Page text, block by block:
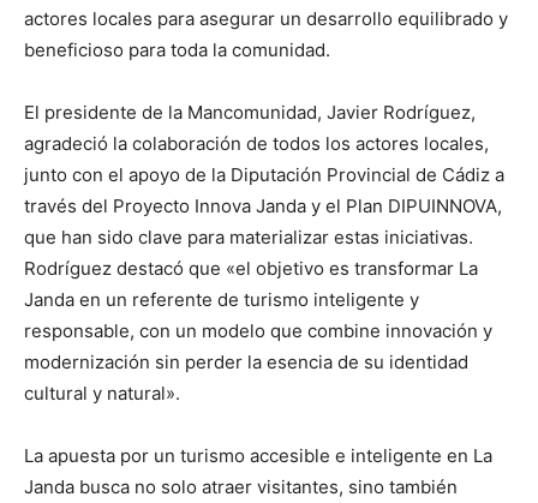
actores locales para asegurar un desarrollo equilibrado y
beneficioso para toda la comunidad.
El presidente de la Mancomunidad, Javier Rodríguez,
agradeció la colaboración de todos los actores locales,
junto con el apoyo de la Diputación Provincial de Cádiz a
través del Proyecto Innova Janda y el Plan DIPUINNOVA,
que han sido clave para materializar estas iniciativas.
Rodríguez destacó que «el objetivo es transformar La
Janda en un referente de turismo inteligente y
responsable, con un modelo que combine innovación y
modernización sin perder la esencia de su identidad
cultural y natural».
La apuesta por un turismo accesible e inteligente en La
Janda busca no solo atraer visitantes, sino también